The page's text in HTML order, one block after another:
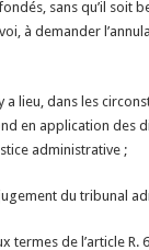
sans qu’il soit
à demander
a lieu, dans les
en application des
administrative ;
du tribunal
termes de l’article